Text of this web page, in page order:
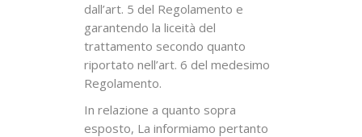
dall’art. 5 del Regolamento e
garantendo la liceità del
trattamento secondo quanto
riportato nell’art. 6 del medesimo
Regolamento.
In relazione a quanto sopra
esposto, La informiamo pertanto